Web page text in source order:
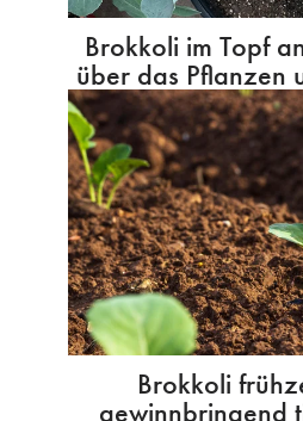
Brokkoli im Topf
über das Pflanzen
Brokkoli
gewinnbringend